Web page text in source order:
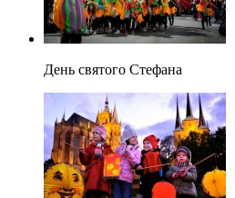
День святого Стефана